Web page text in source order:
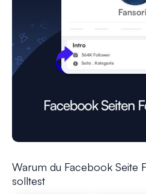
Warum du Facebook Seite
solltest